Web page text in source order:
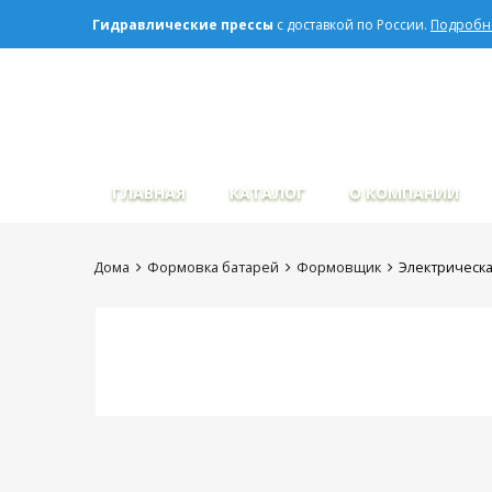
Гидравлические прессы с доставкой по России.
ГЛАВНАЯ КАТАЛОГ О КОМПАНИИ
Дома Формовка батарей Формовщик